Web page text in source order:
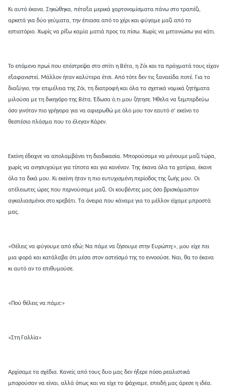
Κι αυτό έκανα. Σηκώθηκα, πέταξα μερικά χαρτονομίσματα πάνω στο τραπέζι,
αρκετά για δύο γεύματα, την έπιασα από το χέρι και φύγαμε μαζί από το
εστιατόριο. Χωρίς να ρίξω καμία ματιά προς τα πίσω. Χωρίς να μετανιώσω για κάτι.
Το επόμενο πρωί που επέστρεψα στο σπίτι η Βέτα, η Ζόι και τα πράγματά τους είχαν
εξαφανιστεί. Μάλλον ήταν καλύτερα έτσι. Από τότε δεν τις ξαναείδα ποτέ. Για το
διαζύγιο, την επιμέλεια της Ζόι, τη διατροφή και όλα τα σχετικά νομικά ζητήματα
μιλούσα με τη δικηγόρο της Βέτα. Έδωσα ό,τι μου ζήτησε. Ήθελα να ξεμπερδεύω
όσο γινόταν πιο γρήγορα για να αφιερωθώ με όλο μου τον εαυτό σ’ εκείνο το
θεσπέσιο πλάσμα που το έλεγαν Κάρεν.
Εκείνη έδειχνε να απολαμβάνει τη διαδικασία. Μπορούσαμε να μένουμε μαζί τώρα,
χωρίς να ανησυχούμε για τίποτα και για κανέναν. Της έκανα όλα τα χατίρια, έκανε
όλα τα δικά μου. Κι εκείνη ήταν η πιο ευτυχισμένη περίοδος της ζωής μου. Οι
ατέλειωτες ώρες που περνούσαμε μαζί. Οι κουβέντες μας όσο βρισκόμασταν
αγκαλιασμένοι στο κρεβάτι. Τα όνειρα που κάναμε για το μέλλον είχαμε μπροστά
μας.
«Θέλεις να φύγουμε από εδώ; Να πάμε να ζήσουμε στην Ευρώπη;», μου είχε πει
μια φορά και κατάλαβα ότι μέσα στον αστεϊσμό της το εννοούσε. Ναι, θα το έκανα
κι αυτό αν το επιθυμούσε.
«Πού θέλεις να πάμε;»
«Στη Γαλλία»
Αρχίσαμε τα σχέδια. Κανείς από τους δυο μας δεν ήξερε πόσο ρεαλιστικά
μπορούσαν να είναι, αλλά όπως και να είχε το ψάχναμε, επειδή μας άρεσε η ιδέα.